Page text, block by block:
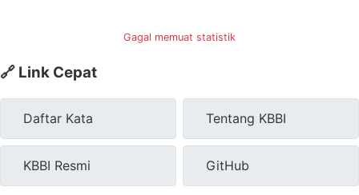
Gagal memuat statistik
🔗 Link Cepat
Daftar Kata Tentang KBBI
KBBI Resmi GitHub